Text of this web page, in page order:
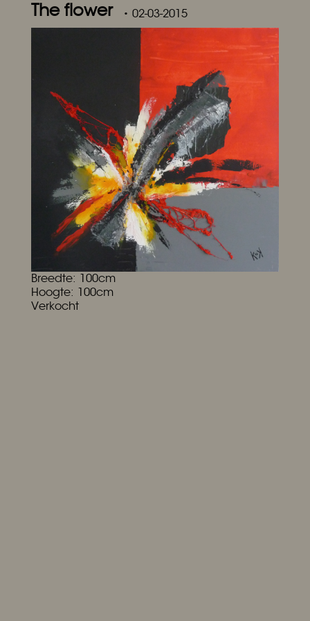
The flower • 02-03-2015
Breedte: 100cm
Hoogte: 100cm
Verkocht